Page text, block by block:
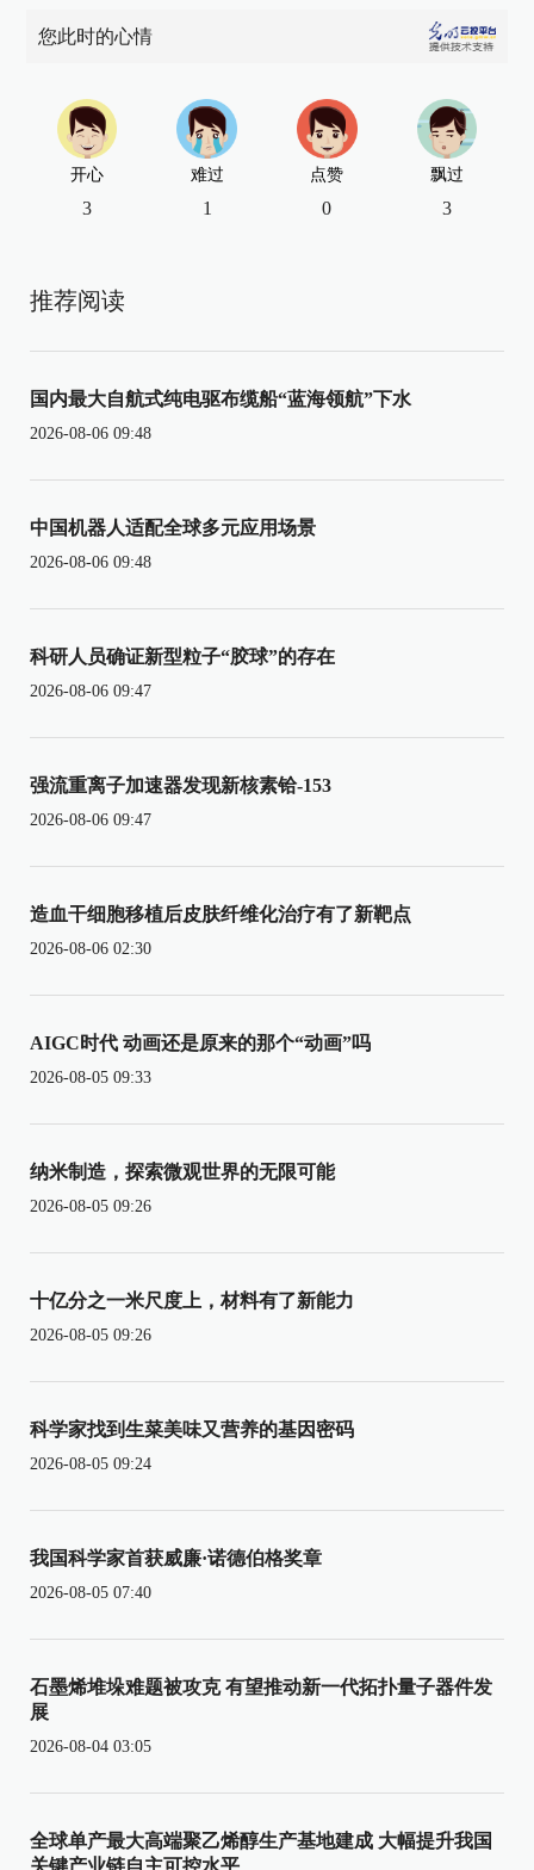
您此时的心情
开心
3
难过
1
点赞
0
飘过
3
推荐阅读
国内最大自航式纯电驱布缆船“蓝海领航”下水
2026-08-06 09:48
中国机器人适配全球多元应用场景
2026-08-06 09:48
科研人员确证新型粒子“胶球”的存在
2026-08-06 09:47
强流重离子加速器发现新核素铪-153
2026-08-06 09:47
造血干细胞移植后皮肤纤维化治疗有了新靶点
2026-08-06 02:30
AIGC时代 动画还是原来的那个“动画”吗
2026-08-05 09:33
纳米制造，探索微观世界的无限可能
2026-08-05 09:26
十亿分之一米尺度上，材料有了新能力
2026-08-05 09:26
科学家找到生菜美味又营养的基因密码
2026-08-05 09:24
我国科学家首获威廉·诺德伯格奖章
2026-08-05 07:40
石墨烯堆垛难题被攻克 有望推动新一代拓扑量子器件发
展
2026-08-04 03:05
全球单产最大高端聚乙烯醇生产基地建成 大幅提升我国
关键产业链自主可控水平